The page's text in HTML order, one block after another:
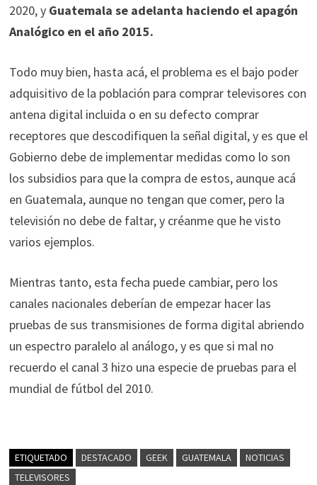
2020, y Guatemala se adelanta haciendo el apagón
Analógico en el año 2015.
Todo muy bien, hasta acá, el problema es el bajo poder
adquisitivo de la población para comprar televisores con
antena digital incluida o en su defecto comprar
receptores que descodifiquen la señal digital, y es que el
Gobierno debe de implementar medidas como lo son
los subsidios para que la compra de estos, aunque acá
en Guatemala, aunque no tengan que comer, pero la
televisión no debe de faltar, y créanme que he visto
varios ejemplos.
Mientras tanto, esta fecha puede cambiar, pero los
canales nacionales deberían de empezar hacer las
pruebas de sus transmisiones de forma digital abriendo
un espectro paralelo al análogo, y es que si mal no
recuerdo el canal 3 hizo una especie de pruebas para el
mundial de fútbol del 2010.
ETIQUETADO DESTACADO GEEK GUATEMALA
NOTICIAS
TELEVISORES